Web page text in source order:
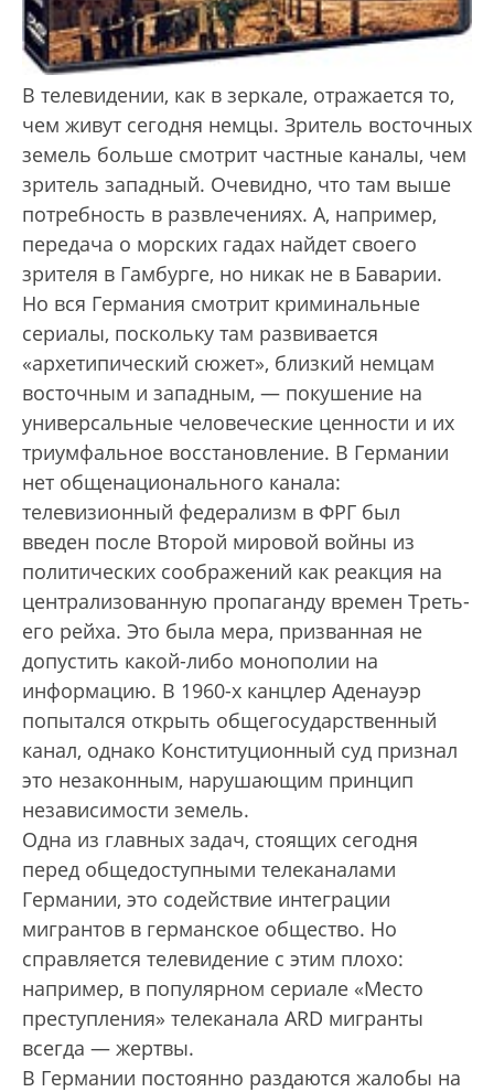
В телевидении, как в зеркале, отражается то,
чем живут сегодня немцы. Зритель восточных
земель больше смотрит частные каналы, чем
зритель западный. Очевидно, что там выше
потребность в развлечениях. А, например,
передача о морских гадах найдет своего
зрителя в Гамбурге, но никак не в Баварии.
Но вся Германия смотрит криминальные
сериалы, поскольку там развивается
«архетипический сюжет», близкий немцам
восточным и западным, — покушение на
универсальные человеческие ценности и их
триумфальное восстановление. В Германии
нет общенационального канала:
телевизионный федерализм в ФРГ был
введен после Второй мировой войны из
политических соображений как реакция на
централизованную пропаганду времен Треть­
его рейха. Это была мера, призванная не
допустить какой-либо монополии на
информацию. В 1960-х канцлер Аденауэр
попытался открыть общегосударственный
канал, однако Конституционный суд признал
это незаконным, нарушающим принцип
независимости земель.
Одна из главных задач, стоящих сегодня
перед общедоступными телеканалами
Германии, это содействие интеграции
мигрантов в германское общество. Но
справляется телевидение с этим плохо:
например, в популярном сериале «Место
преступления» телеканала ARD мигранты
всегда — жертвы.
В Германии постоянно раздаются жалобы на